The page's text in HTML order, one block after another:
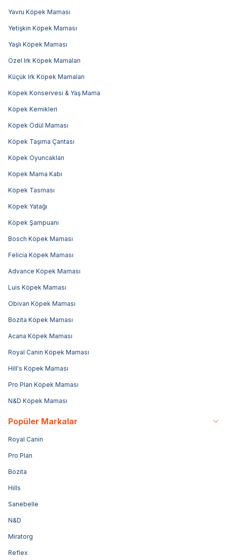
Yavru Köpek Maması
Yetişkin Köpek Maması
Yaşlı Köpek Maması
Özel Irk Köpek Mamaları
Küçük Irk Köpek Mamaları
Köpek Konservesi & Yaş Mama
Köpek Kemikleri
Köpek Ödül Maması
Köpek Taşıma Çantası
Köpek Oyuncakları
Köpek Mama Kabı
Köpek Tasması
Köpek Yatağı
Köpek Şampuanı
Bosch Köpek Maması
Felicia Köpek Maması
Advance Köpek Maması
Luis Köpek Maması
Obivan Köpek Maması
Bozita Köpek Maması
Acana Köpek Maması
Royal Canin Köpek Maması
Hill's Köpek Maması
Pro Plan Köpek Maması
N&D Köpek Maması
Popüler Markalar
Royal Canin
Pro Plan
Bozita
Hills
Sanebelle
N&D
Miratorg
Reflex